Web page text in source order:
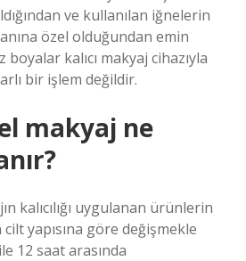
ve kullanılan iğnelerin
özel olduğundan emin
kalıcı makyaj cihazıyla
bir işlem değildir.
makyaj ne
kalıcılığı uygulanan ürünlerin
yapısına göre değişmekle
12 saat arasında